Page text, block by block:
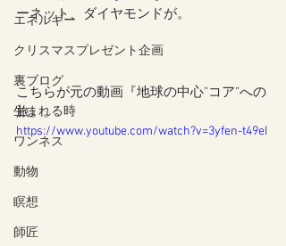
エネルギー
クリスマスプレゼント企画
裏ブログ
生まれる時
ワンネス
動物
瞑想
師匠
ーネット、ダイヤモンドが。
こちらが元の動画『地球の中心”コア”への
旅』。
https://www.youtube.com/watch?v=3yfen-t49eI